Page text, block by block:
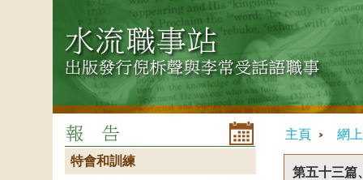
主頁 網
第五十三篇
特會和訓練